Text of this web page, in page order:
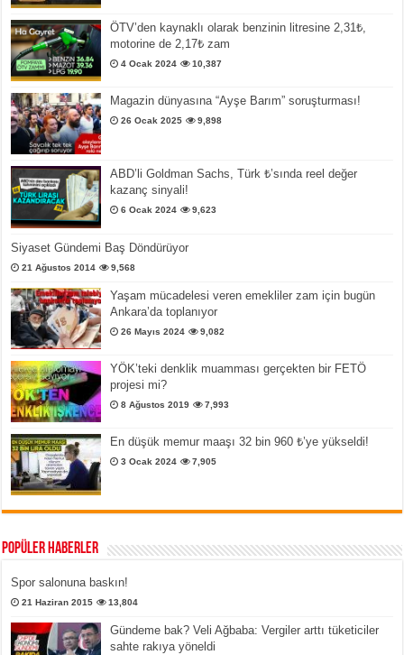
ÖTV’den kaynaklı olarak benzinin litresine 2,31₺,
motorine de 2,17₺ zam
4 Ocak 2024 10,387
Magazin dünyasına “Ayşe Barım” soruşturması!
26 Ocak 2025 9,898
ABD’li Goldman Sachs, Türk ₺’sında reel değer
kazanç sinyali!
6 Ocak 2024 9,623
Siyaset Gündemi Baş Döndürüyor
21 Ağustos 2014 9,568
Yaşam mücadelesi veren emekliler zam için bugün
Ankara’da toplanıyor
26 Mayıs 2024 9,082
YÖK’teki denklik muamması gerçekten bir FETÖ
projesi mi?
8 Ağustos 2019 7,993
En düşük memur maaşı 32 bin 960 ₺’ye yükseldi!
3 Ocak 2024 7,905
Popüler Haberler
Spor salonuna baskın!
21 Haziran 2015 13,804
Gündeme bak? Veli Ağbaba: Vergiler arttı tüketiciler
sahte rakıya yöneldi